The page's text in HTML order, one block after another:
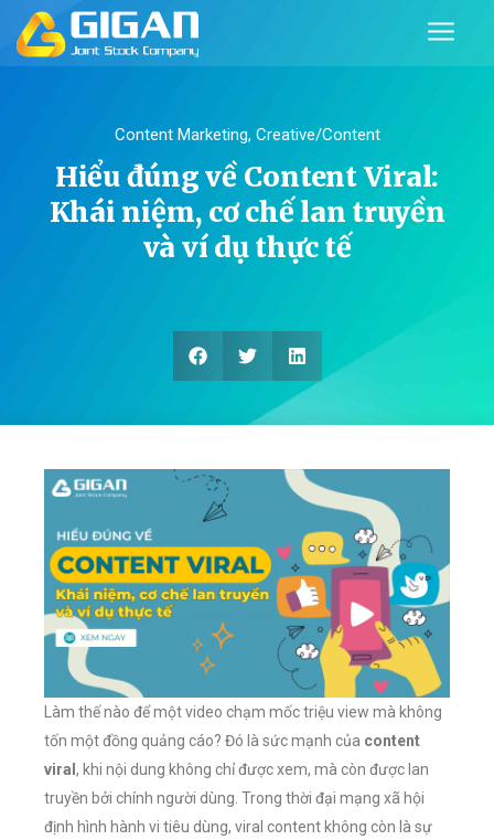
Content Marketing, Creative/Content
Hiểu đúng về Content Viral:
Khái niệm, cơ chế lan truyền
và ví dụ thực tế
Làm thế nào để một video chạm mốc triệu view mà không
tốn một đồng quảng cáo? Đó là sức mạnh của content
viral , khi nội dung không chỉ được xem, mà còn được lan
truyền bởi chính người dùng. Trong thời đại mạng xã hội
định hình hành vi tiêu dùng, viral content không còn là sự